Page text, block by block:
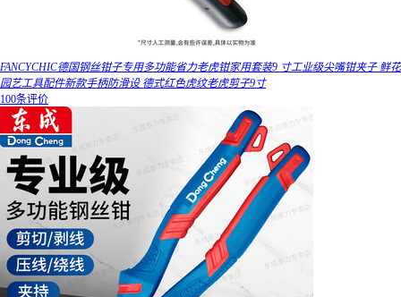
FANCYCHIC德国钢丝钳子专用多功能省力老虎钳家用套装9 寸工业级尖嘴钳夹子 鲜花
园艺工具配件新款手柄防滑设 德式红色虎纹老虎剪子9寸
100条评价